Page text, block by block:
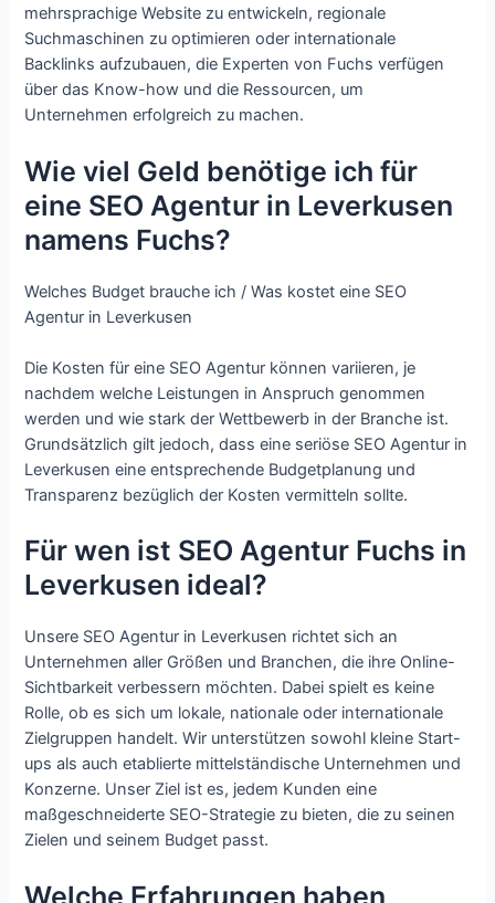
mehrsprachige Website zu entwickeln, regionale
Suchmaschinen zu optimieren oder internationale
Backlinks aufzubauen, die Experten von Fuchs verfügen
über das Know-how und die Ressourcen, um
Unternehmen erfolgreich zu machen.
Wie viel Geld benötige ich für
eine SEO Agentur in Leverkusen
namens Fuchs?
Welches Budget brauche ich / Was kostet eine SEO
Agentur in Leverkusen
Die Kosten für eine SEO Agentur können variieren, je
nachdem welche Leistungen in Anspruch genommen
werden und wie stark der Wettbewerb in der Branche ist.
Grundsätzlich gilt jedoch, dass eine seriöse SEO Agentur in
Leverkusen eine entsprechende Budgetplanung und
Transparenz bezüglich der Kosten vermitteln sollte.
Für wen ist SEO Agentur Fuchs in
Leverkusen ideal?
Unsere SEO Agentur in Leverkusen richtet sich an
Unternehmen aller Größen und Branchen, die ihre Online-
Sichtbarkeit verbessern möchten. Dabei spielt es keine
Rolle, ob es sich um lokale, nationale oder internationale
Zielgruppen handelt. Wir unterstützen sowohl kleine Start-
ups als auch etablierte mittelständische Unternehmen und
Konzerne. Unser Ziel ist es, jedem Kunden eine
maßgeschneiderte SEO-Strategie zu bieten, die zu seinen
Zielen und seinem Budget passt.
Welche Erfahrungen haben